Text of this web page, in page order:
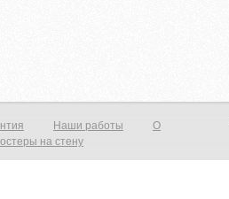
Наши работы
О
на стену